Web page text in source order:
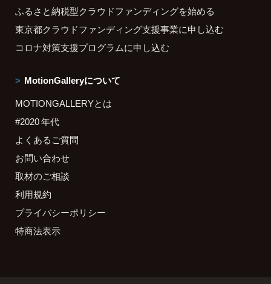
ふるさと納税型クラウドファンディングを始める
東京都クラウドファンディング支援事業に申し込む
コロナ対策支援プログラムに申し込む
MotionGalleryについて
MOTIONGALLERYとは
#2020 年代
よくあるご質問
お問い合わせ
取材のご相談
利用規約
プライバシーポリシー
特商法表示